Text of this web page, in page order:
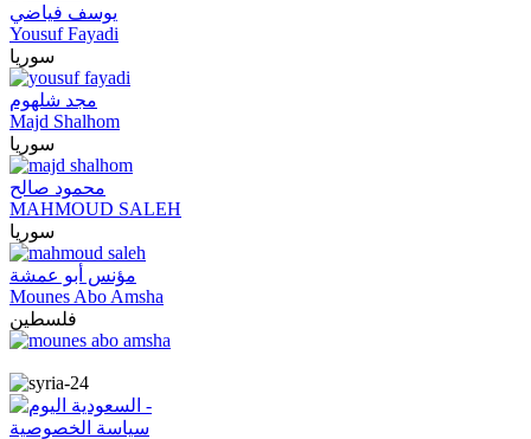
يوسف فياضي
Yousuf Fayadi
سوريا
مجد شلهوم
Majd Shalhom
سوريا
محمود صالح
MAHMOUD SALEH
سوريا
مؤنس أبو عمشة
Mounes Abo Amsha
فلسطين
سياسة الخصوصية